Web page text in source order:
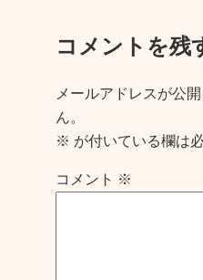
コメントを残
メールアドレスが公
ん。
※ が付いている欄は
コメント ※